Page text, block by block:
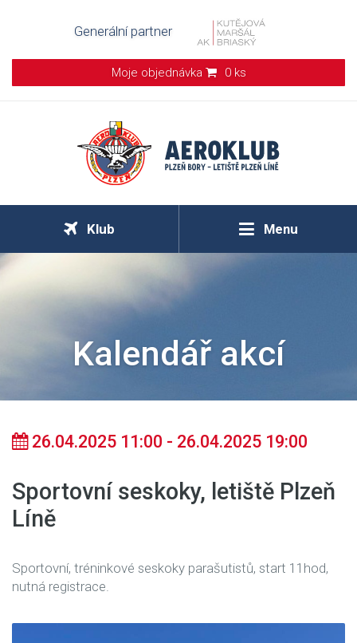
Generální partner
Moje objednávka 0 ks
Menu
Klub
Kalendář akcí
26.04.2025 11:00 - 26.04.2025 19:00
Sportovní seskoky, letiště Plzeň
Líně
Sportovní, tréninkové seskoky parašutistů, start 11hod,
nutná registrace.